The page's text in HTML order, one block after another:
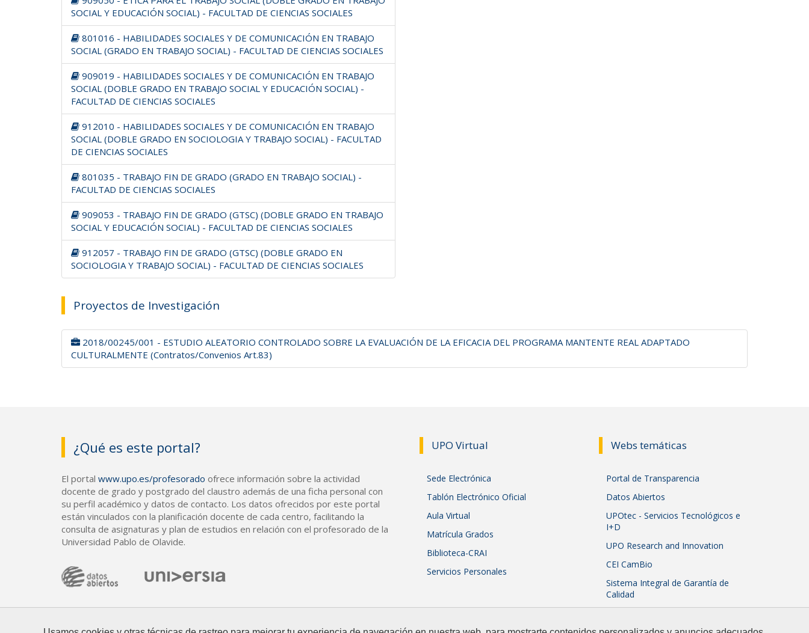
SOCIAL Y EDUCACIÓN SOCIAL) - FACULTAD DE CIENCIAS SOCIALES
801016 - HABILIDADES SOCIALES Y DE COMUNICACIÓN EN TRABAJO
SOCIAL (GRADO EN TRABAJO SOCIAL) - FACULTAD DE CIENCIAS SOCIALES
909019 - HABILIDADES SOCIALES Y DE COMUNICACIÓN EN TRABAJO
SOCIAL (DOBLE GRADO EN TRABAJO SOCIAL Y EDUCACIÓN SOCIAL) -
FACULTAD DE CIENCIAS SOCIALES
912010 - HABILIDADES SOCIALES Y DE COMUNICACIÓN EN TRABAJO
SOCIAL (DOBLE GRADO EN SOCIOLOGIA Y TRABAJO SOCIAL) - FACULTAD
DE CIENCIAS SOCIALES
801035 - TRABAJO FIN DE GRADO (GRADO EN TRABAJO SOCIAL) -
FACULTAD DE CIENCIAS SOCIALES
909053 - TRABAJO FIN DE GRADO (GTSC) (DOBLE GRADO EN TRABAJO
SOCIAL Y EDUCACIÓN SOCIAL) - FACULTAD DE CIENCIAS SOCIALES
912057 - TRABAJO FIN DE GRADO (GTSC) (DOBLE GRADO EN
SOCIOLOGIA Y TRABAJO SOCIAL) - FACULTAD DE CIENCIAS SOCIALES
Proyectos de Investigación
2018/00245/001 - ESTUDIO ALEATORIO CONTROLADO SOBRE LA EVALUACIÓN DE LA EFICACIA DEL PROGRAMA MANTENTE REAL ADAPTADO
CULTURALMENTE (Contratos/Convenios Art.83)
¿Qué es este portal?
El portal www.upo.es/profesorado ofrece información sobre la actividad
docente de grado y postgrado del claustro además de una ficha personal con
su perfil académico y datos de contacto. Los datos ofrecidos por este portal
están vinculados con la planificación docente de cada centro, facilitando la
consulta de asignaturas y plan de estudios en relación con el profesorado de la
Universidad Pablo de Olavide.
UPO Virtual
Sede Electrónica
Tablón Electrónico Oficial
Aula Virtual
Matrícula Grados
Biblioteca-CRAI
Servicios Personales
Webs temáticas
Portal de Transparencia
Datos Abiertos
UPOtec - Servicios Tecnológicos e
I+D
UPO Research and Innovation
CEI CamBio
Sistema Integral de Garantía de
Calidad